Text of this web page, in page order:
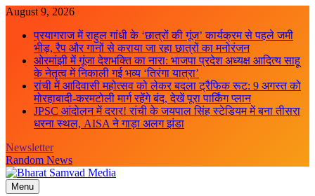
Skip
content
August 9, 2026
प्रयागराज में राहुल गांधी के ‘छात्रों की गूंज’ कार्यक्रम से पहले जमी
भीड़, रैप और गानों से कराया जा रहा छात्रों का मनोरंजन
ओरमांझी में गूंजा देशभक्ति का नारा: भाजपा प्रदेश अध्यक्ष आदित्य साहू
के नेतृत्व में निकाली गई भव्य ‘तिरंगा यात्रा’
रांची में आदिवासी महोत्सव को लेकर बदला ट्रैफिक रूट: 9 अगस्त को
मोरहाबादी-करमटोली मार्ग रहेंगे बंद, देखें पूरा पार्किंग प्लान
JPSC आंदोलन में दरार! रांची के जयपाल सिंह स्टेडियम में बना तीसरा
धरना स्थल, AISA ने गाड़ा अलग झंडा
Newsletter
Random News
Menu